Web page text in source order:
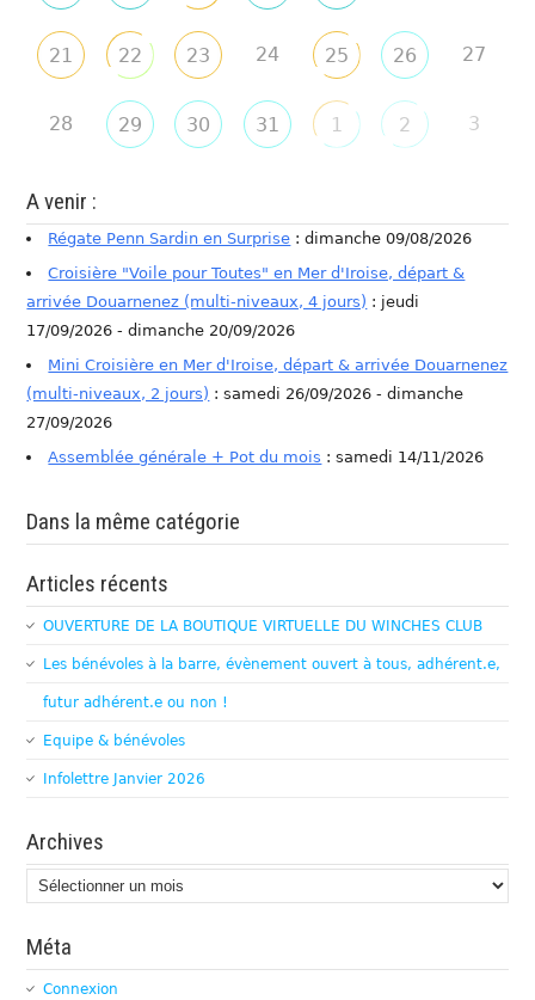
21 22 23 24 25 26 27
28 29 30 31 1 2 3
A venir :
Régate Penn Sardin en Surprise : dimanche 09/08/2026
Croisière "Voile pour Toutes" en Mer d'Iroise, départ &
arrivée Douarnenez (multi-niveaux, 4 jours) : jeudi
17/09/2026 - dimanche 20/09/2026
Mini Croisière en Mer d'Iroise, départ & arrivée Douarnenez
(multi-niveaux, 2 jours) : samedi 26/09/2026 - dimanche
27/09/2026
Assemblée générale + Pot du mois : samedi 14/11/2026
Dans la même catégorie
Articles récents
OUVERTURE DE LA BOUTIQUE VIRTUELLE DU WINCHES CLUB
Les bénévoles à la barre, évènement ouvert à tous, adhérent.e,
futur adhérent.e ou non !
Equipe & bénévoles
Infolettre Janvier 2026
Archives
Archives
Méta
Connexion